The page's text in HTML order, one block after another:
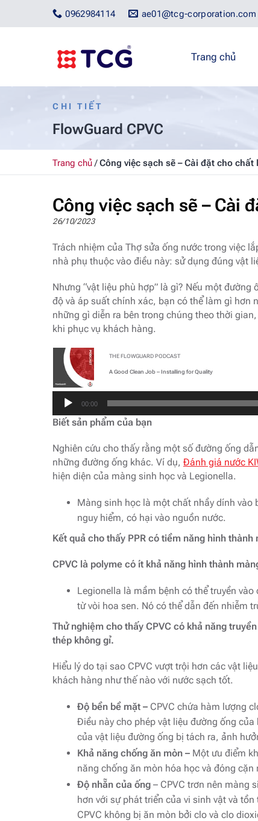
ae01@tcg-corporation.com
0962984114
Trang chủ
CHI TIẾT
FlowGuard CPVC
Trang chủ/Công việc sạch sẽ – Cài đặt cho chất
Công việc sạch sẽ – Cài
26/10/2023
Trách nhiệm của Thợ sửa ống nước trong việc
nhà phụ thuộc vào điều này: sử dụng đúng vật
Nhưng “vật liệu phù hợp” là gì? Nếu một
độ và áp suất chính xác, bạn có thể làm gì hơn
những gì diễn ra bên trong chúng theo thời
khi phục vụ khách hàng.
THE FLOWGUARD PODCAST
A Good Clean Job – Installing for Quality
Trình
phát
âm
thanh
00:00
Biết sản phẩm của bạn
Nghiên cứu cho thấy rằng một số đường ống
những đường ống khác. Ví dụ, Đánh giá nước
hiện diện của màng sinh học và Legionella.
Màng sinh học là một chất nhầy dính
nguy hiểm, có hại vào nguồn nước.
Kết quả cho thấy PPR có tiềm năng hình
CPVC là polyme có ít khả năng hình thành
Legionella là mầm bệnh có thể truyền
từ vòi hoa sen. Nó có thể dẫn đến nhiễm
Thử nghiệm cho thấy CPVC có khả năng
thép không gỉ.
Hiểu lý do tại sao CPVC vượt trội hơn các vật
khách hàng như thế nào với nước sạch tốt.
Độ bền bề mặt –CPVC chứa hàm lượng
Điều này cho phép vật liệu đường ống
của vật liệu đường ống bị tách ra, ảnh
Khả năng chống ăn mòn –Một ưu điểm
năng chống ăn mòn hóa học và đóng
Độ nhẵn của ống– CPVC trơn nên màng
hơn với sự phát triển của vi sinh vật và
CPVC không bị ăn mòn bởi clo và clo